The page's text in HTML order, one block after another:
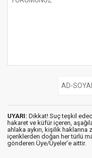
UYARI: Dikkat! Suç teşkil
hakaret ve küfür içeren,
ahlaka aykırı, kişilik
içeriklerden doğan her türlü
gönderen Üye/Üyeler’e aittir.